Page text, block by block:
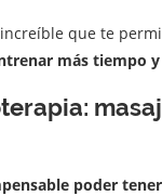
que te
más tiempo
poder